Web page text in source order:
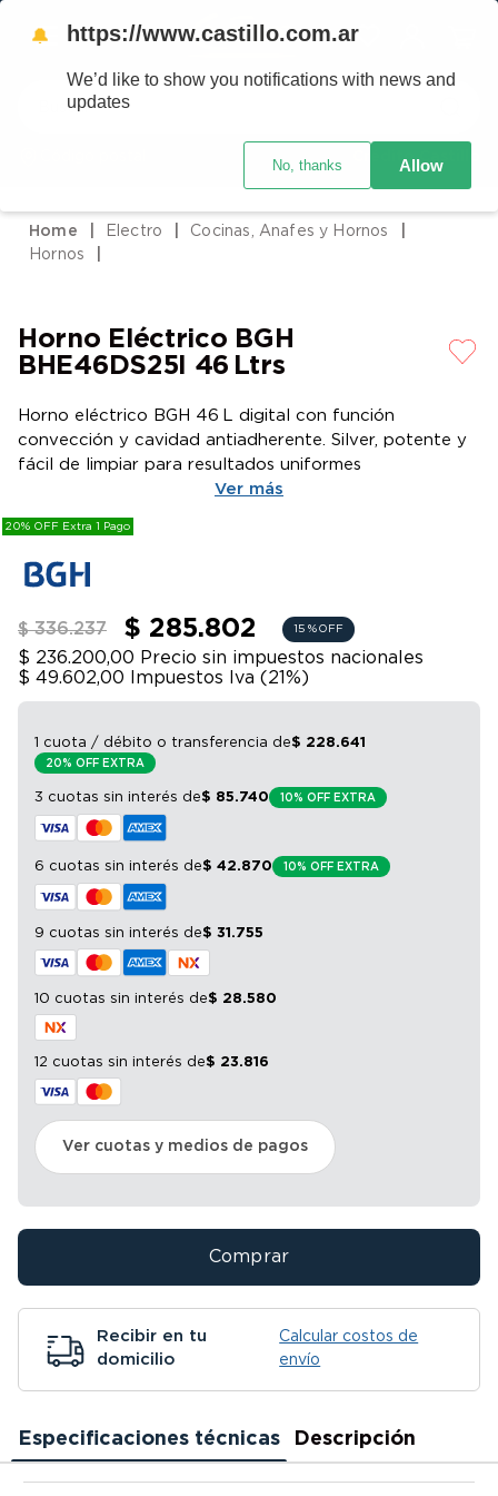
Buscar
Crédito Castillo
Electro
Cocinas, Anafes y Hornos
Hornos
Horno Eléctrico BGH
BHE46DS25I 46 Ltrs
Horno eléctrico BGH 46 L digital con función
convección y cavidad antiadherente. Silver, potente y
fácil de limpiar para resultados uniformes
Ver más
20% OFF Extra 1 Pago
$ 336.237 $ 285.802 15 % OFF
$ 236.200,00 Precio sin impuestos nacionales
$ 49.602,00
Impuestos Iva (21%)
1 cuota / débito o transferencia de$ 228.641
20% OFF EXTRA
3 cuotas sin interés de$ 85.740 10% OFF EXTRA
6 cuotas sin interés de$ 42.870 10% OFF EXTRA
9 cuotas sin interés de$ 31 .755
10 cuotas sin interés de$ 28.580
12 cuotas sin interés de$ 23.816
Ver cuotas y medios de pagos
Comprar
Recibir en tu
domicilio
Calcular costos de
envío
Especificaciones técnicas Descripción
2.
celulares
5.
cocina
7.
aire acondicionado
8.
moto
9.
sommier
🔔 https://www.castillo.com.ar
We’d like to show you notifications with news and
updates
No, thanks Allow